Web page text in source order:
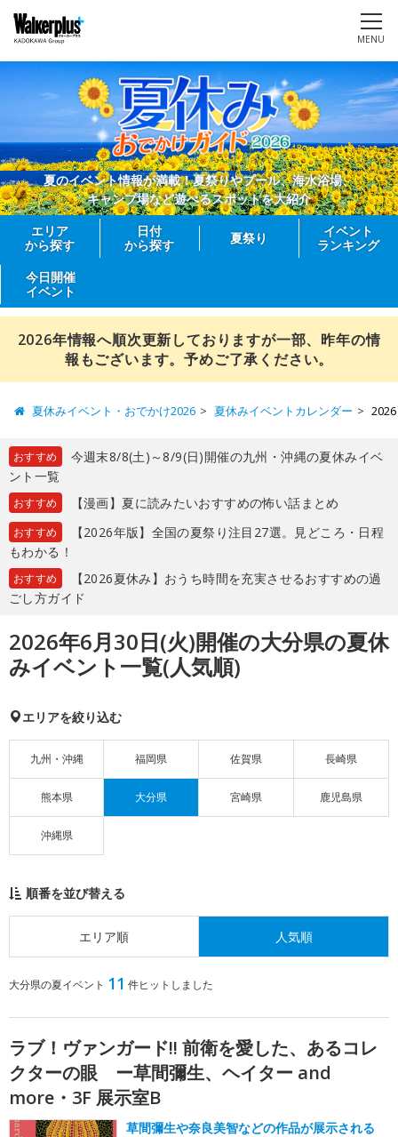
MENU
夏のイベント情報が満載！夏祭りやプール、海水浴場、
キャンプ場など遊べるスポットを大紹介
エリア
から探す
日付
から探す
夏祭り
イベント
ランキング
今日開催
イベント
2026年情報へ順次更新しておりますが一部、昨年の情
報もございます。予めご了承ください。
夏休みイベント・おでかけ2026 夏休みイベントカレンダー
おすすめ
今週末8/8(土)～8/9(日)開催の九州・沖縄の夏休みイベ
ント一覧
おすすめ 【漫画】夏に読みたいおすすめの怖い話まとめ
おすすめ
【2026年版】全国の夏祭り注目27選。見どころ・日程
もわかる！
おすすめ
【2026夏休み】おうち時間を充実させるおすすめの過
ごし方ガイド
2026年6月30日(火)開催の大分県の夏休
みイベント一覧(人気順)
エリアを絞り込む
九州・沖縄 福岡県 佐賀県 長崎県
熊本県 大分県 宮崎県 鹿児島県
沖縄県
順番を並び替える
エリア順 人気順
大分県の夏イベント 11 件ヒットしました
ラブ！ヴァンガード!! 前衛を愛した、あるコレ
クターの眼 ー草間彌生、ヘイター and
more・3F 展示室B
草間彌生や奈良美智などの作品が展示される